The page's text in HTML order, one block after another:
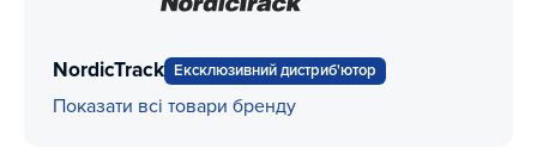
NordicTrack Ексклюзивний дистриб'ютор
Показати всі товари бренду